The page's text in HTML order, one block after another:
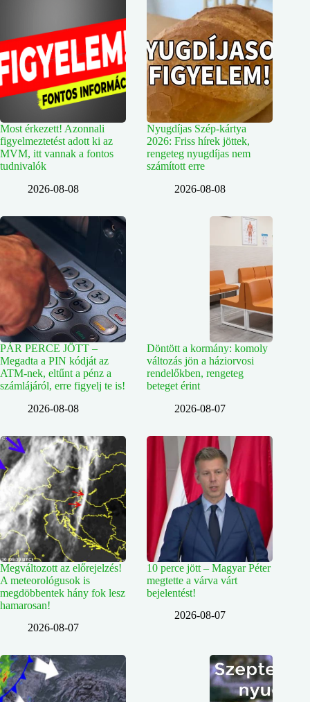
Most érkezett! Azonnali
figyelmeztetést adott ki az
MVM, itt vannak a fontos
tudnivalók
2026-08-08
Nyugdíjas Szép-kártya
2026: Friss hírek jöttek,
rengeteg nyugdíjas nem
számított erre
2026-08-08
PÁR PERCE JÖTT –
Megadta a PIN kódját az
ATM-nek, eltűnt a pénz a
számlájáról, erre figyelj te is!
2026-08-08
Döntött a kormány: komoly
változás jön a háziorvosi
rendelőkben, rengeteg
beteget érint
2026-08-07
Megváltozott az előrejelzés!
A meteorológusok is
megdöbbentek hány fok lesz
hamarosan!
2026-08-07
10 perce jött – Magyar Péter
megtette a várva várt
bejelentést!
2026-08-07